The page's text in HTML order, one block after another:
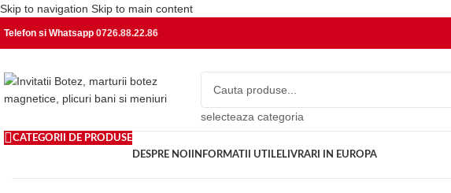
Skip to navigation Skip to main content
Telefon si Whatsapp 0726.88.22.86
selecteaza categoria
CATEGORII DE PRODUSE
DESPRE NOI
INFORMATII UTILELIVRARI IN EUROPA